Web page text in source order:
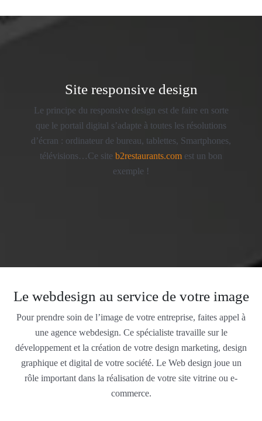
Site responsive design
Le principe du responsive design est de faire en sorte
que le portail digital s’adapte à toutes les résolutions
d’écran : ordinateur de bureau, tablettes, Smartphones,
télévisions…Ce site b2restaurants.com est un bon
exemple !
Le webdesign au service de votre image
Pour prendre soin de l’image de votre entreprise, faites appel à
une agence webdesign. Ce spécialiste travaille sur le
développement et la création de votre design marketing, design
graphique et digital de votre société. Le Web design joue un
rôle important dans la réalisation de votre site vitrine ou e-
commerce.